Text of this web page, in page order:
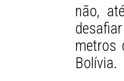
não,
metros
Bolívia.